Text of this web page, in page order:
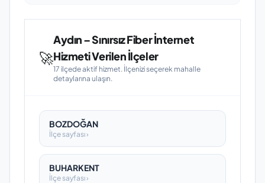
🚀
Aydın – Sınırsız Fiber İnternet
Hizmeti Verilen İlçeler
17 ilçede aktif hizmet. İlçenizi seçerek mahalle
detaylarına ulaşın.
BOZDOĞAN
İlçe sayfası ›
BUHARKENT
İlçe sayfası ›